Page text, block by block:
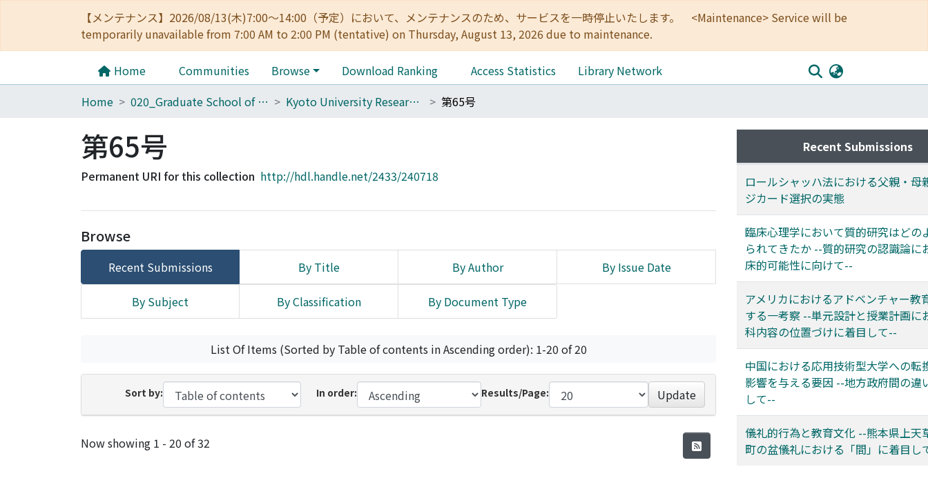
【メンテナンス】2026/08/13(木)7:00～14:00（予定）において、メンテナンスのため、サービスを一時停止いたします。 <Maintenance> Service will be
temporarily unavailable from 7:00 AM to 2:00 PM (tentative) on Thursday, August 13, 2026 due to maintenance.
Home Communities Browse Download Ranking Access Statistics
Library Network
Home
020_Graduate School of Education Kyoto University Research Studies in Education 第65号
第65号
Permanent URI for this collection http://hdl.handle.net/2433/240718
Browse
Recent Submissions By Title By Author By Issue Date
By Subject By Classification By Document Type
List Of Items (Sorted by Table of contents in Ascending order): 1-20 of 20
Sort by: In order: Results/Page: Update
Recent Submissions
Now showing 1 - 20 of 32
Recent Submissions
ロールシャッハ法における父親・母
ジカード選択の実態
臨床心理学において質的研究はどの
られてきたか --質的研究の認識論に
床的可能性に向けて--
アメリカにおけるアドベンチャー教
する一考察 --単元設計と授業計画に
科内容の位置づけに着目して--
中国における応用技術型大学への転
影響を与える要因 --地方政府間の違
して--
儀礼的行為と教育文化 --熊本県上天
町の盆儀礼における「間」に着目し